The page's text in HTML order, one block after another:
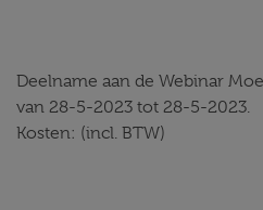
Deelname aan de Webinar
van 28-5-2023 tot 28-5-2023.
Kosten: (incl. BTW)